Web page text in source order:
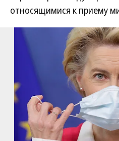
относящимися к приему